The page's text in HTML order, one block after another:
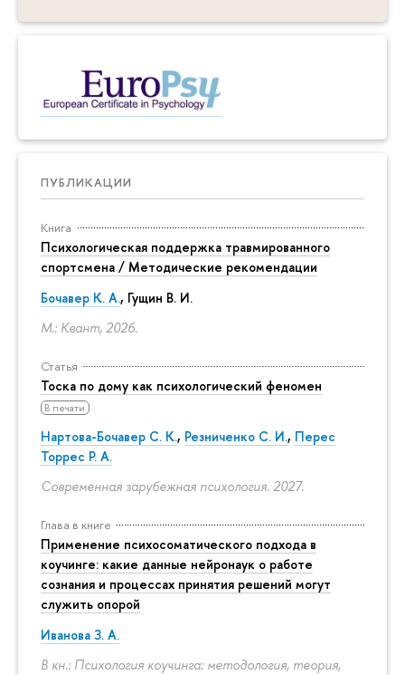
ПУБЛИКАЦИИ
Книга
Психологическая поддержка травмированного
спортсмена / Методические рекомендации
Бочавер К. А., Гущин В. И.
М.: Квант, 2026.
Статья
Тоска по дому как психологический феномен
В печати
Нартова-Бочавер С. К., Резниченко С. И., Перес
Торрес Р. А.
Современная зарубежная психология. 2027.
Глава в книге
Применение психосоматического подхода в
коучинге: какие данные нейронаук о работе
сознания и процессах принятия решений могут
служить опорой
Иванова З. А.
В кн.: Психология коучинга: методология, теория,